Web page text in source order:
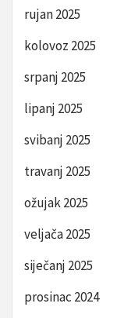
rujan 2025
kolovoz 2025
srpanj 2025
lipanj 2025
svibanj 2025
travanj 2025
ožujak 2025
veljača 2025
siječanj 2025
prosinac 2024